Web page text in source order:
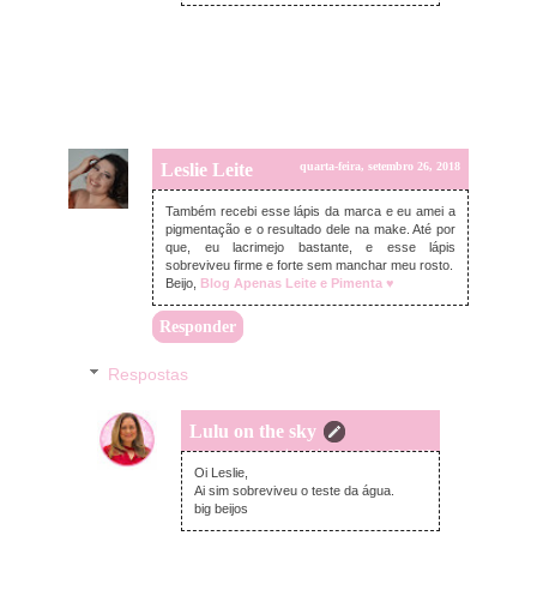
Leslie Leite quarta-feira, setembro 26, 2018
Também recebi esse lápis da marca e eu amei a
pigmentação e o resultado dele na make. Até por
que, eu lacrimejo bastante, e esse lápis
sobreviveu firme e forte sem manchar meu rosto.
Beijo, Blog Apenas Leite e Pimenta ♥
Responder
Respostas
Lulu on the sky
quinta-feira, setembro 27, 2018
Oi Leslie,
Ai sim sobreviveu o teste da água.
big beijos